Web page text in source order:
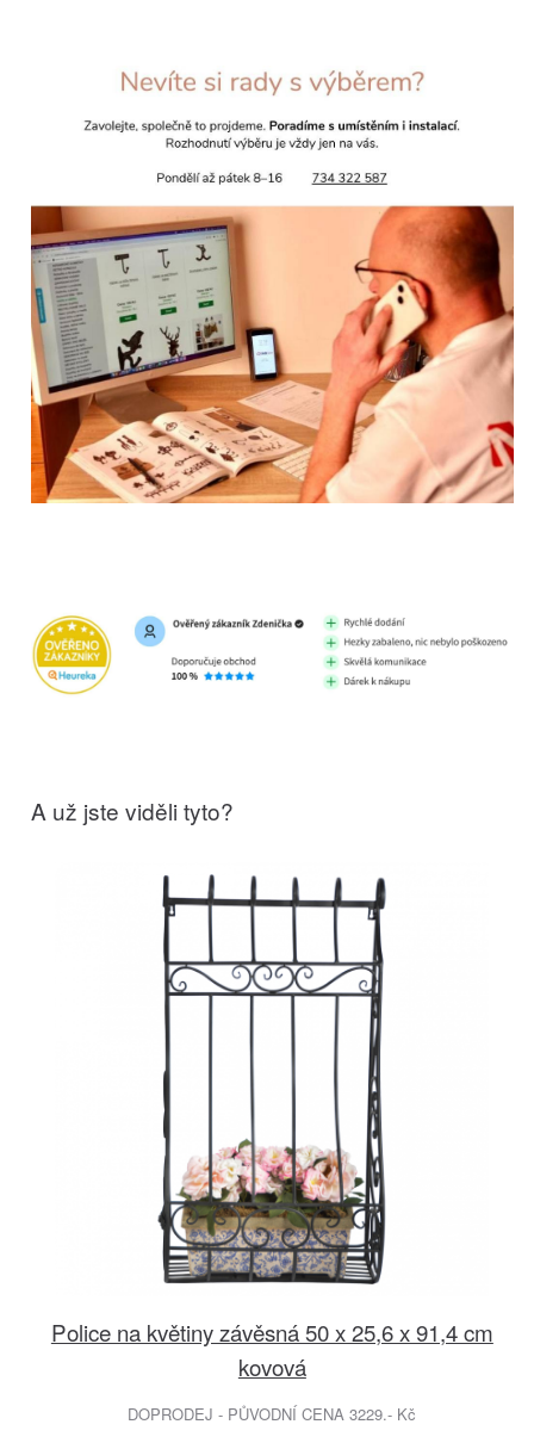
A už jste viděli tyto?
Police na květiny závěsná 50 x 25,6 x 91,4 cm
kovová
DOPRODEJ - PŮVODNÍ CENA 3229.- Kč